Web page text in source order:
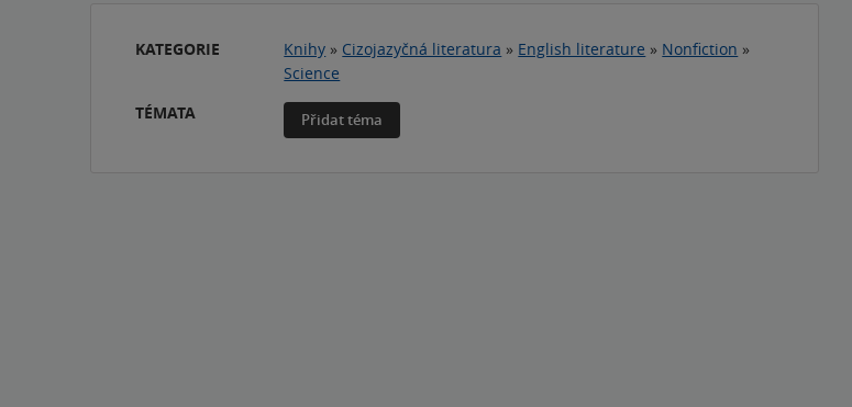
KATEGORIE Knihy » Cizojazyčná literatura » English literature » Nonfiction »
Science
TÉMATA
Přidat téma